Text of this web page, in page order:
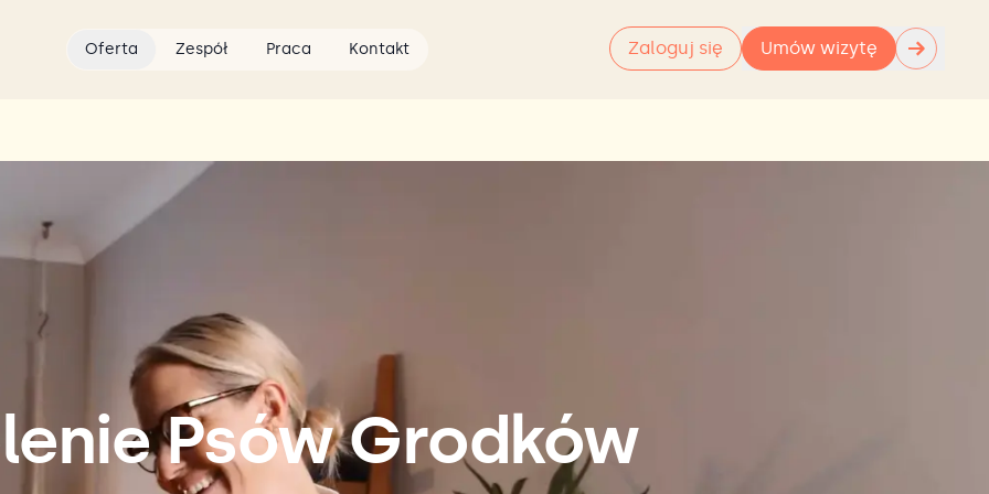
Oferta Zespół Praca Kontakt Zaloguj się Umów wizytę →
Psów Grodków